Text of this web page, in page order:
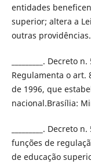
entidades
superior; altera a
outras
_________.
Regulamenta o art.
de 1996, que
nacional.Brasília:
_________.
funções de
de educação